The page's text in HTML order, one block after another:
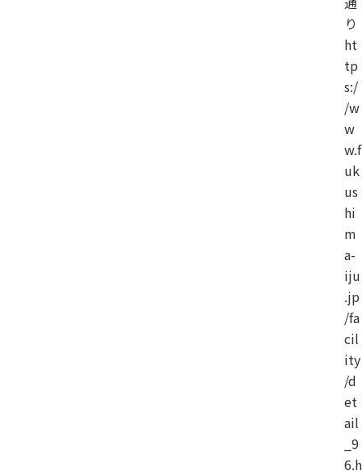
り
ht
tp
s:/
/w
w
w.f
uk
us
hi
m
a-
iju
.jp
/fa
cil
ity
/d
et
ail
_9
6.h